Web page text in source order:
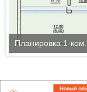
Планировка 1-ком.